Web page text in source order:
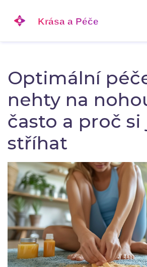
Optimální
nehty na
často a proč si
stříhat